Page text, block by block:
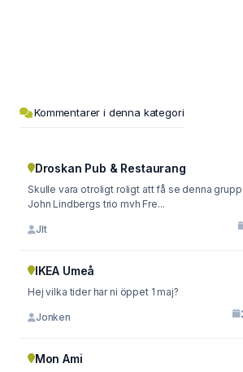
Kommentarer i denna kategori
Droskan Pub & Restaurang
Skulle vara otroligt roligt att få se denna
John Lindbergs trio mvh Fre...
Jlt
IKEA Umeå
Hej vilka tider har ni öppet 1 maj?
Jonken
Mon Ami